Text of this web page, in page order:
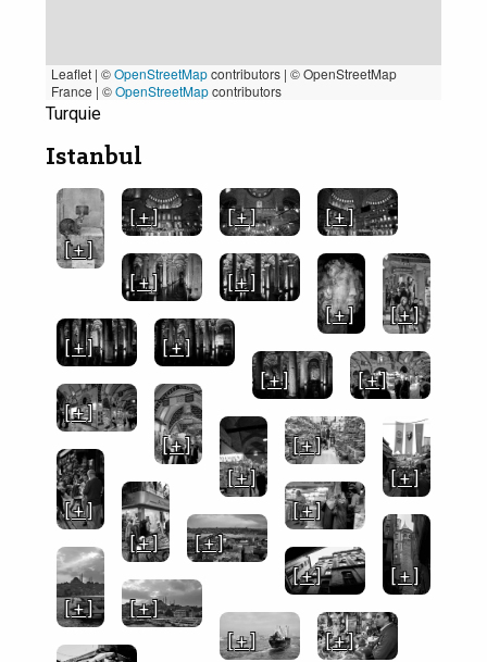
Leaflet | ©OpenStreetMapcontributors | © OpenStreetMap
France | ©OpenStreetMapcontributors
Turquie
Istanbul
[ + ]
[ + ] [ + ] [ + ]
[ + ]
[ + ]
[ + ]
[ + ]
[ + ]
[ + ]
[ + ]
[ + ]
[ + ]
[ + ]
[ + ]
[ + ]
[ + ]
[ + ]
[ + ]
[ + ]
[ + ]
[ + ]
[ + ]
[ + ]
[ + ]
[ + ]
[ + ]